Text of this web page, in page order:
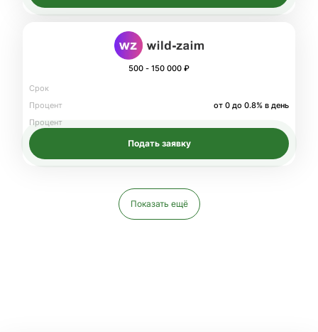
500 - 150 000 ₽
Срок
Процент
от 0 до 0.8% в день
Процент
Подать заявку
Показать ещё